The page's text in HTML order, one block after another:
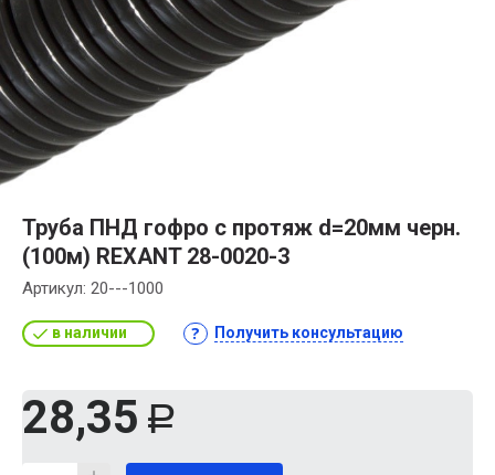
Труба ПНД гофро с протяж d=20мм черн.
(100м) REXANT 28-0020-3
Артикул: 20---1000
в наличии Получить консультацию
28,35 Р